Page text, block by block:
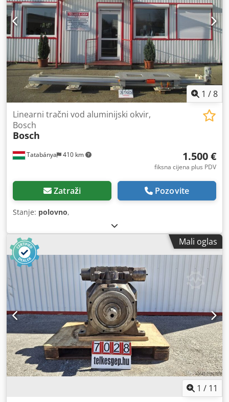
1 /8
Tatabánya 410 km
Linearni tračni vod aluminijski okvir,
Bosch
Bosch
1.500 €
fiksna cijena plus PDV
Zatraži Pozovite
Stanje: polovno,
Mali oglas
1 / 11